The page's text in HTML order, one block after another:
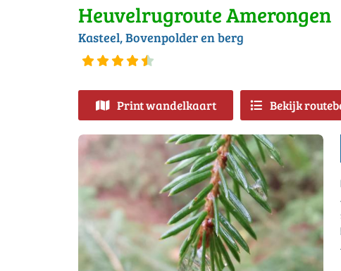
Heuvelrugroute Amerongen
Kasteel, Bovenpolder en berg
Print wandelkaart Bekijk